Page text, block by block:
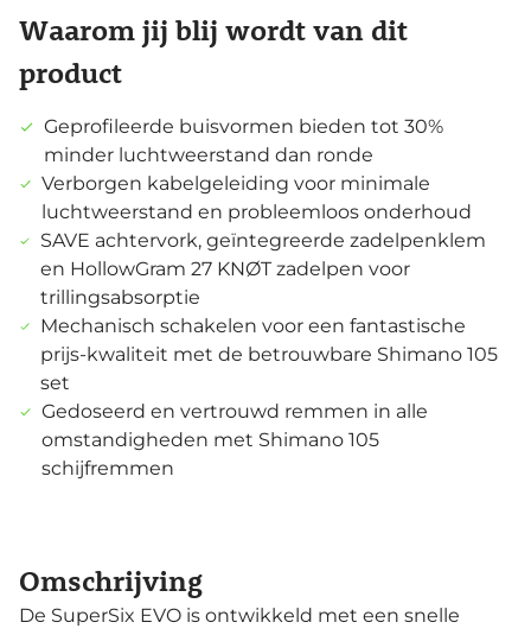
Waarom jij blij wordt van dit
product
Geprofileerde buisvormen bieden tot 30%
minder luchtweerstand dan ronde
Verborgen kabelgeleiding voor minimale
luchtweerstand en probleemloos onderhoud
SAVE achtervork, geïntegreerde zadelpenklem
en HollowGram 27 KNØT zadelpen voor
trillingsabsorptie
Mechanisch schakelen voor een fantastische
prijs-kwaliteit met de betrouwbare Shimano 105
set
Gedoseerd en vertrouwd remmen in alle
omstandigheden met Shimano 105
schijfremmen
Omschrijving
De SuperSix EVO is ontwikkeld met een snelle